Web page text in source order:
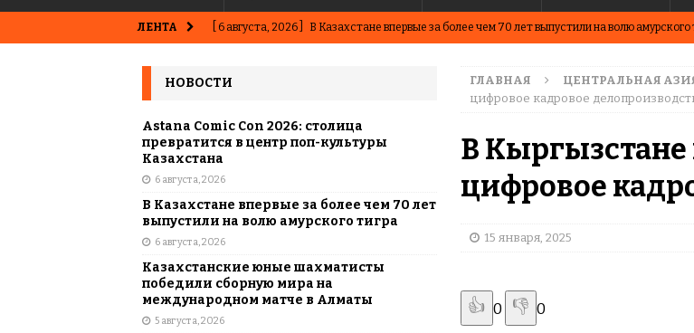
ЛЕНТА [ 6 августа, 2026 ] В Казахстане впервые за более чем 70 лет выпустили на волю амурского
[ 5 августа, 2026 ] Казахстанские юные шахматисты победили сборную мира на
матче в Алматы
[ 31 июля, 2026 ] Опаснее сахара? Что показывают последние исследования о популярных
подсластителях
[ 31 июля, 2026 ] Астана vs Алматы: два города Казахстана. Где жить выгоднее?
АЗИЯ
[ 6 августа, 2026 ] Astana Comic Con 2026: столица превратится в центр поп-культуры
КАЗАХСТАН
ГЛАВНАЯ ЦЕНТРАЛЬНАЯ
цифровое кадровое
В Кыргызстане
цифровое
15 января, 2025
👍 0 👎 0
НОВОСТИ
Astana Comic Con 2026: столица
превратится в центр поп-культуры
Казахстана
6 августа, 2026
В Казахстане впервые за более чем 70 лет
выпустили на волю амурского тигра
6 августа, 2026
Казахстанские юные шахматисты
победили сборную мира на
международном матче в Алматы
5 августа, 2026